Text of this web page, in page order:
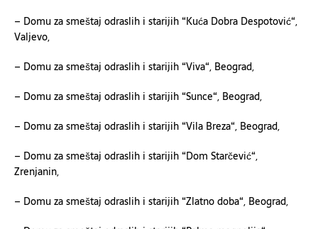
– Domu za smeštaj odraslih i starijih “Kuća Dobra Despotović“,
Valjevo,
– Domu za smeštaj odraslih i starijih “Viva“, Beograd,
– Domu za smeštaj odraslih i starijih “Sunce“, Beograd,
– Domu za smeštaj odraslih i starijih “Vila Breza“, Beograd,
– Domu za smeštaj odraslih i starijih “Dom Starčević“,
Zrenjanin,
– Domu za smeštaj odraslih i starijih “Zlatno doba“, Beograd,